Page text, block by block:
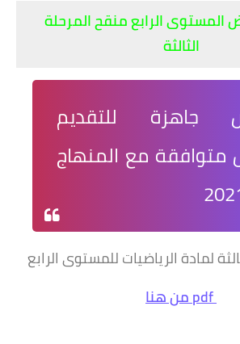
الرابع منقح المرحلة
الثالثة
جاهزة للتقديم
متوافقة مع المنهاج
لمادة الرياضيات للمستوى الرابع
pdf من هنا